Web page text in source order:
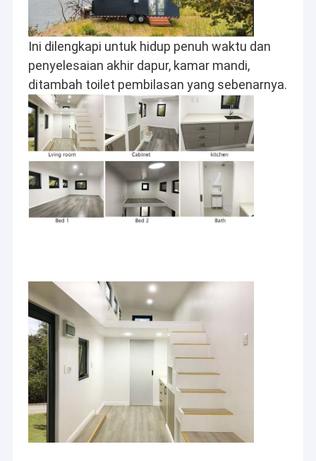
Ini dilengkapi untuk hidup penuh waktu dan
penyelesaian akhir dapur, kamar mandi,
ditambah toilet pembilasan yang sebenarnya.